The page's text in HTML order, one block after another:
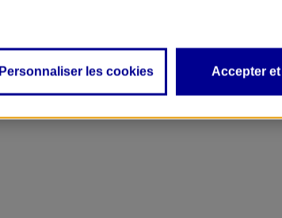
Personnaliser les cookies Accepter